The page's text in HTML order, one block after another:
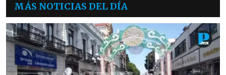
MÁS NOTICIAS DEL DÍA